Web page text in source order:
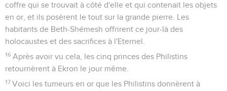
coffre qui se trouvait à côté d'elle et qui contenait les objets
en or, et ils posèrent le tout sur la grande pierre. Les
habitants de Beth-Shémesh offrirent ce jour-là des
holocaustes et des sacrifices à l'Eternel.
16 Après avoir vu cela, les cinq princes des Philistins
retournèrent à Ekron le jour même.
17 Voici les tumeurs en or que les Philistins donnèrent à